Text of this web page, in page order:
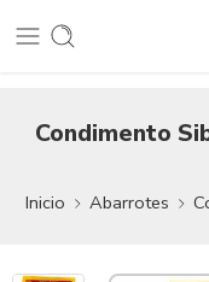
Condimento
Inicio Abarrotes